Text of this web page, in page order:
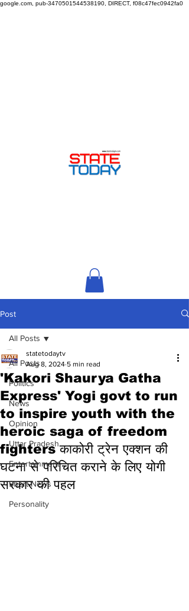
google.com, pub-3470501544538190, DIRECT, f08c47fec0942fa0
Post
All Posts
Politics
News
Opinion
Uttar Pradesh
Entertainment
Short News
Personality
All Posts
'Kakori Shaurya Gatha
Express' Yogi govt to run
to inspire youth with the
heroic saga of freedom
fighters काकोरी ट्रेन एक्शन की
घटना से परिचित कराने के लिए योगी
सरकार की पहल
statetodaytv
Aug 8, 2024 5 min read